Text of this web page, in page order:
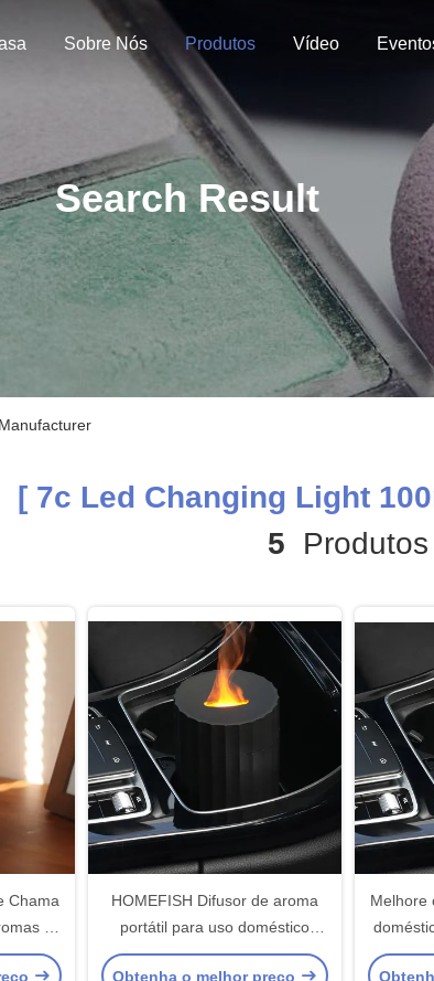
Sobre Nós Produtos Vídeo
Search Result
[ 7c Led Changing Light
5 Produtos
Chama
de
HOMEFISH Difusor de aroma
portátil para uso doméstico
Difusor de chama para
Obtenha o melhor preço
Melhore
de